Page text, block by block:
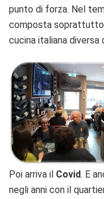
punto di forza. Nel
composta soprattutto
cucina italiana diversa
Poi arriva il Covid. E
negli anni con il